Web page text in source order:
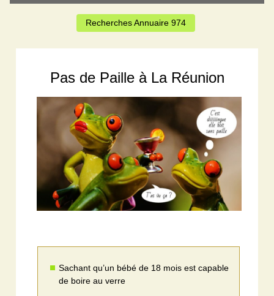
Recherches Annuaire 974
Pas de Paille à La Réunion
Sachant qu’un bébé de 18 mois est capable
de boire au verre